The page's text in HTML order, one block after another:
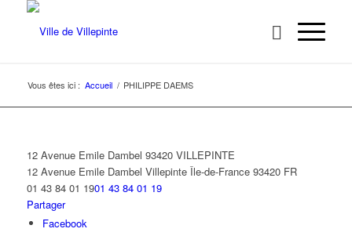
Vous êtes ici : Accueil / PHILIPPE DAEMS
12 Avenue Emile Dambel 93420 VILLEPINTE
12 Avenue Emile Dambel Villepinte Île-de-France 93420 FR
01 43 84 01 1901 43 84 01 19
Partager
Facebook